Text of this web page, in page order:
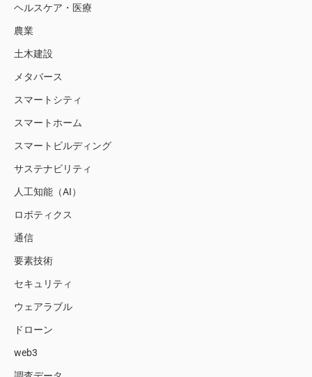
ヘルスケア・医療
農業
土木建設
メタバース
スマートシティ
スマートホーム
スマートビルディング
サステナビリティ
人工知能（AI）
ロボティクス
通信
要素技術
セキュリティ
ウェアラブル
ドローン
web3